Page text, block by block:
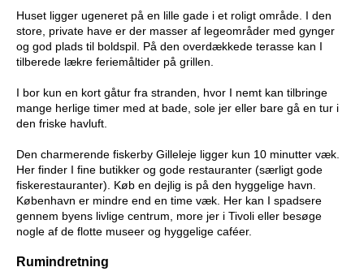
Huset ligger ugeneret på en lille gade i et roligt område. I den
store, private have er der masser af legeområder med gynger
og god plads til boldspil. På den overdækkede terasse kan I
tilberede lækre feriemåltider på grillen.
I bor kun en kort gåtur fra stranden, hvor I nemt kan tilbringe
mange herlige timer med at bade, sole jer eller bare gå en tur i
den friske havluft.
Den charmerende fiskerby Gilleleje ligger kun 10 minutter væk.
Her finder I fine butikker og gode restauranter (særligt gode
fiskerestauranter). Køb en dejlig is på den hyggelige havn.
København er mindre end en time væk. Her kan I spadsere
gennem byens livlige centrum, more jer i Tivoli eller besøge
nogle af de flotte museer og hyggelige caféer.
Rumindretning